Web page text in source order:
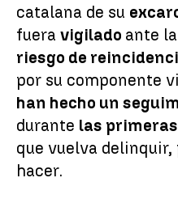
catalana de su
fuera vigilado ante la
riesgo de
por su componente
han hecho un
durante las
que vuelva
hacer.